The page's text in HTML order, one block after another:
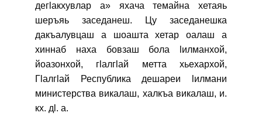
дегӏакхувлар а» яхача темайна хетаяь
шеръяь заседанеш. Цу заседанешка
дакъалувцаш а шоашта хетар оалаш а
хиннаб наха бовзаш бола ӏилманхой,
йоазонхой, гӏалгӏай метта хьехархой,
Гӏалгӏай Республика дешареи ӏилмани
министерства викалаш, халкъа викалаш, и.
кх. дӏ. а.